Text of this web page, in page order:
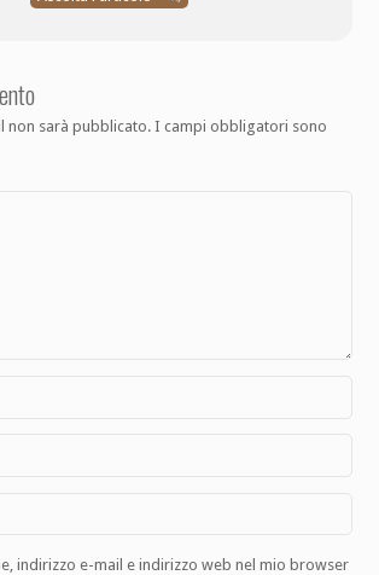
non sarà pubblicato. I campi obbligatori sono
indirizzo e-mail e indirizzo web nel mio browser